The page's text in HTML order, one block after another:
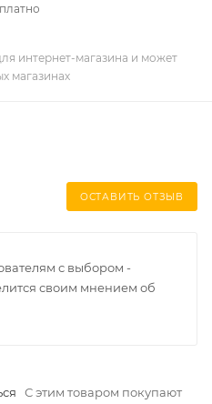
интернет-магазина и может
магазинах
ОСТАВИТЬ ОТЗЫВ
с выбором -
своим мнением об
С этим товаром покупают